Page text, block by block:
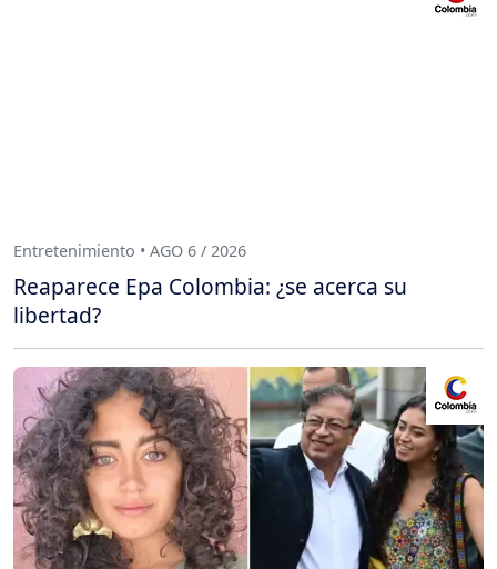
Entretenimiento • AGO 6 / 2026
Reaparece Epa Colombia: ¿se acerca su
libertad?